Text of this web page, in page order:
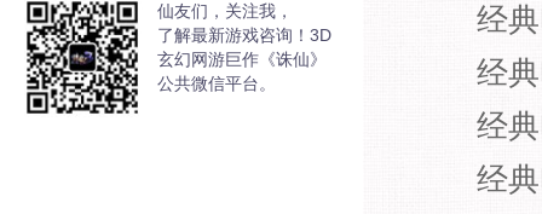
仙友们，关注我，
了解最新游戏咨询！3D
玄幻网游巨作《诛仙》
公共微信平台。
经
经
经
经